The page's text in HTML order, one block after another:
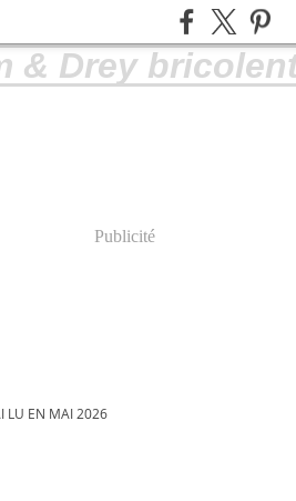
Publicité
LU EN MAI 2026